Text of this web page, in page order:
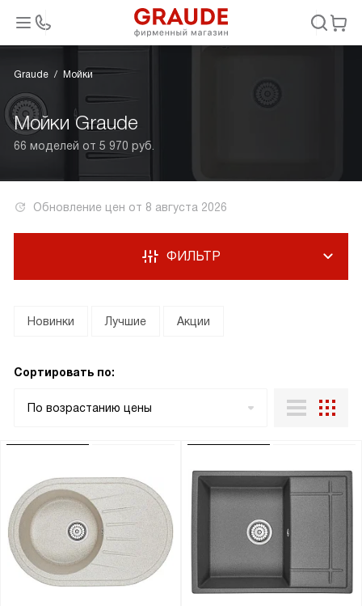
Graude Мойки
Мойки Graude
66 моделей от 5 970 руб.
Обновление цен от 8 августа 2026
ФИЛЬТР
Новинки Лучшие Акции
Сортировать по:
По возрастанию цены